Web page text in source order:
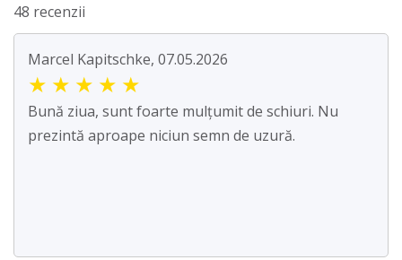
48 recenzii
Marcel Kapitschke, 07.05.2026
★ ★ ★ ★ ★
Bună ziua, sunt foarte mulțumit de schiuri. Nu
prezintă aproape niciun semn de uzură.